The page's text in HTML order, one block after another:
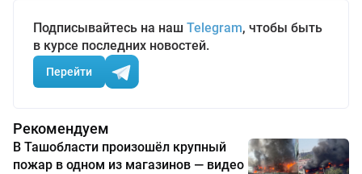
Подписывайтесь на наш Telegram, чтобы быть
в курсе последних новостей.
Перейти
Рекомендуем
В Ташобласти произошёл крупный
пожар в одном из магазинов — видео